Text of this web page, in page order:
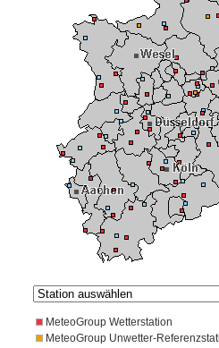
MeteoGroup Wetterstation
MeteoGroup Unwetter-